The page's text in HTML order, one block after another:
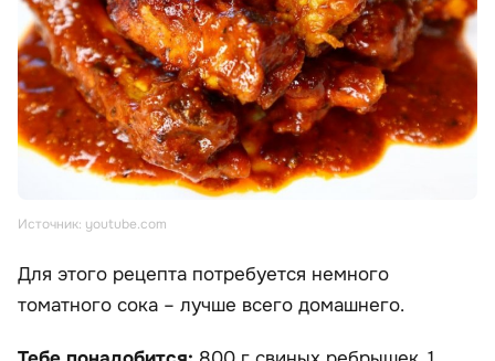
Источник: youtube.com
Для этого рецепта потребуется немного
томатного сока – лучше всего домашнего.